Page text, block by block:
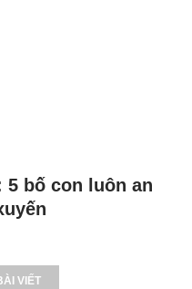
5 bố con luôn an
VIẾT